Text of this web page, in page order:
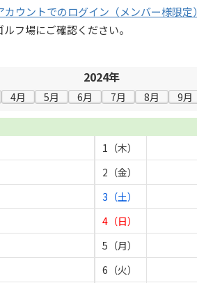
ウントでのログイン（メンバー様限定）
フ場にご確認ください。
2024年
4月 5月 6月 7月 8月 9月
1（木）
2（金）
3（土）
4（日）
5（月）
6（火）